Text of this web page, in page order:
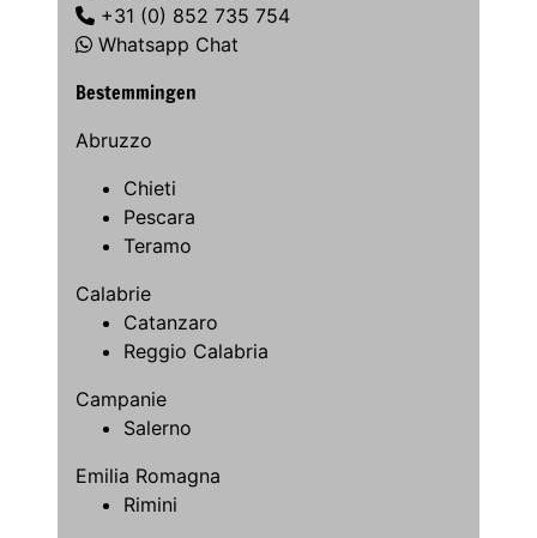
+31 (0) 852 735 754
Whatsapp Chat
Bestemmingen
Abruzzo
Chieti
Pescara
Teramo
Calabrie
Catanzaro
Reggio Calabria
Campanie
Salerno
Emilia Romagna
Rimini